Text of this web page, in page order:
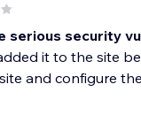
serious security
it to the site
and configure